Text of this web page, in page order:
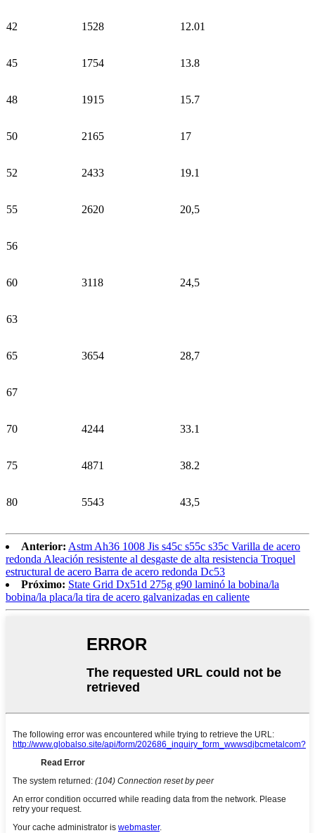
42 1528 12.01
45 1754 13.8
48 1915 15.7
50 2165 17
52 2433 19.1
55 2620 20,5
56
60 3118 24,5
63
65 3654 28,7
67
70 4244 33.1
75 4871 38.2
80 5543 43,5
Anterior: Astm Ah36 1008 Jis s45c s55c s35c Varilla de acero
redonda Aleación resistente al desgaste de alta resistencia Troquel
estructural de acero Barra de acero redonda Dc53
Próximo: State Grid Dx51d 275g g90 laminó la bobina/la
bobina/la placa/la tira de acero galvanizadas en caliente